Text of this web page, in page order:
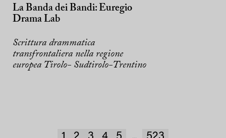
La Banda dei Bandi: Euregio
Drama Lab
Scrittura drammatica
transfrontaliera nella regione
europea Tirolo- Sudtirolo-Trentino